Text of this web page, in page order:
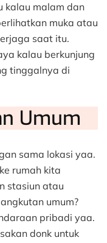
kalau malam dan
muka atau
saat itu.
kalau berkunjung
tinggalnya di
Umum
sama lokasi yaa.
rumah kita
stasiun atau
umum?
pribadi yaa.
donk untuk